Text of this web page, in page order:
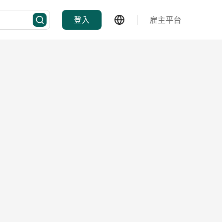
登入 雇主平台